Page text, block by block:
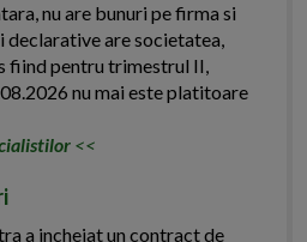
nu are bunuri pe firma si
are societatea,
fiind pentru trimestrul II,
nu mai este platitoare
<<
a incheiat un contract de